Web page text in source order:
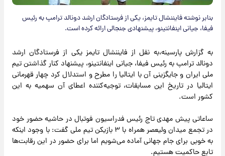
بنابر نوشته فایننشال تایمز، یکی از فرستادگان ارشد دونالد ترامپ به رئیس
فیفا، جیانی اینفانتینو، پیشنهادی جنجالی ارائه کرده است.
به گزارش پارسینه،به نقل از فایننشال تایمز یکی از فرستادگان ارشد
دونالد ترامپ به رئیس فیفا، جیانی اینفانتینو، پیشنهاد کنار گذاشتن تیم
ملی ایران و جایگزینی آن با ایتالیا را مطرح و استدلال کرد چهار قهرمانی
ایتالیا در تاریخ این مسابقات، توجیه‌کننده اعطای آن سهمیه به این
کشور است.
ساعاتی پیش مهدی تاج رئیس فدراسیون فوتبال در حاشیه حضور خود
در تجمع میدان ولیعصر همراه با ۳ بازیکن تیم ملی گفت: با وجود اینکه
به خوبی برای جام جهانی آماده می‌شویم اما برای حضور در این رقابت‌ها
تابع حاکمیت هستیم.